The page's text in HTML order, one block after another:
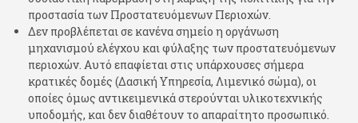
προστασία των Προστατευόμενων Περιοχών.
Δεν προβλέπεται σε κανένα σημείο η οργάνωση
μηχανισμού ελέγχου και φύλαξης των προστατευόμενων
περιοχών. Αυτό επαφίεται στις υπάρχουσες σήμερα
κρατικές δομές (Δασική Υπηρεσία, Λιμενικό σώμα), οι
οποίες όμως αντικειμενικά στερούνται υλικοτεχνικής
υποδομής, και δεν διαθέτουν το απαραίτητο προσωπικό.